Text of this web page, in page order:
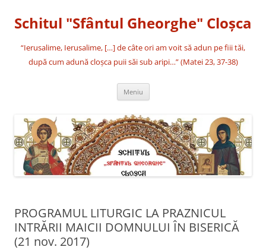
conținut
Schitul "Sfântul Gheorghe" Cloşca
“Ierusalime, Ierusalime, […] de câte ori am voit să adun pe fiii tăi,
după cum adună cloşca puii săi sub aripi…” (Matei 23, 37-38)
Meniu
PROGRAMUL LITURGIC LA PRAZNICUL
INTRĂRII MAICII DOMNULUI ÎN BISERICĂ
(21 nov. 2017)